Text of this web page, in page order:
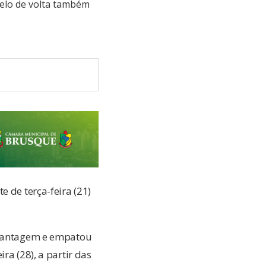
de volta também
de terça-feira (21)
e empatou
(28), a partir das